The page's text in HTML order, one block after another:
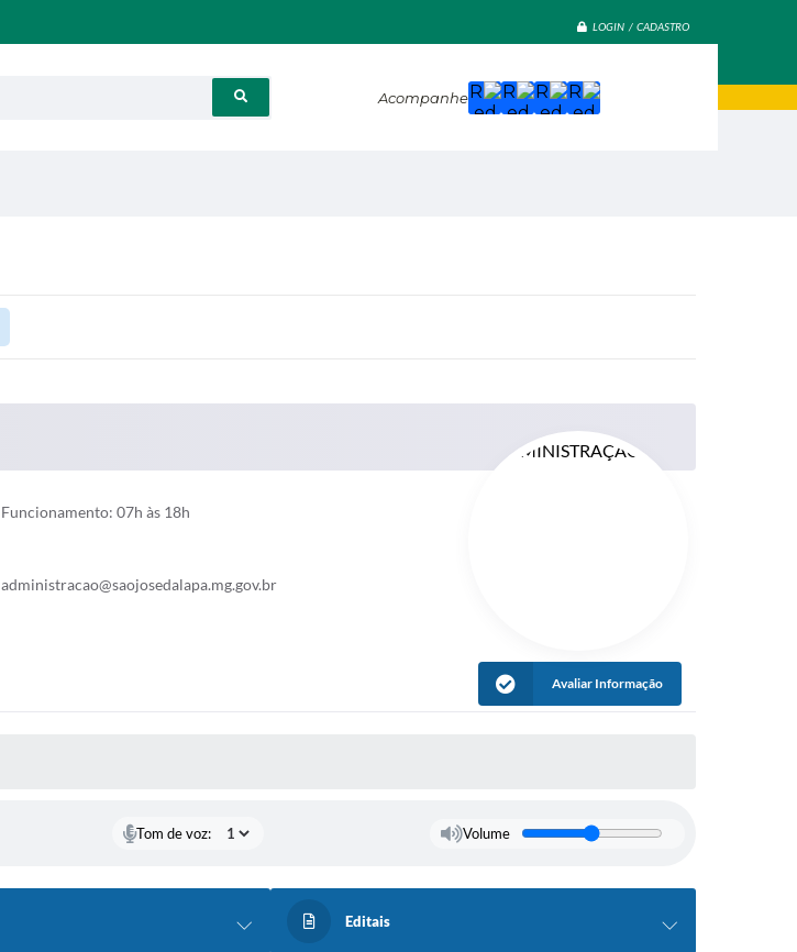
LOGIN / CADASTRO
Acompanhe
Funcionamento: 07h às 18h
administracao@saojosedalapa.mg.gov.br
Avaliar Informação
Tom de voz: Volume
Editais